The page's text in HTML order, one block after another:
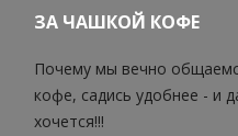
ЗА ЧАШКОЙ КОФЕ
Почему мы вечно
кофе, садись удобнее - и
хочется!!!